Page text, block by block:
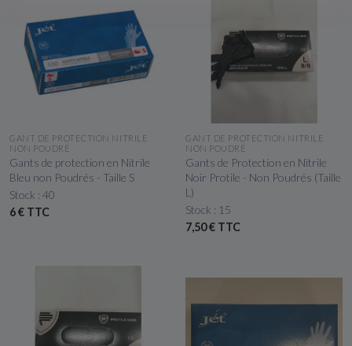
APERÇU RAPIDE
GANT DE PROTECTION NITRILE
NON POUDRÉ
Gants de protection en Nitrile
Bleu non Poudrés - Taille S
Stock : 40
6 € TTC
APERÇU RAPIDE
GANT DE PROTECTION NITRILE
NON POUDRÉ
Gants de Protection en Nitrile
Noir Protile - Non Poudrés (Taille
L)
Stock : 15
7,50 € TTC